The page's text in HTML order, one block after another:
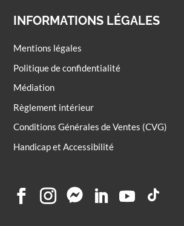
INFORMATIONS LÉGALES
Mentions légales
Politique de confidentialité
Médiation
Règlement intérieur
Conditions Générales de Ventes (CVG)
Handicap et Accessibilité